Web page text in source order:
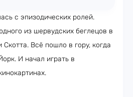
с эпизодических ролей.
из шервудских беглецов в
Всё пошло в гору, когда
И начал играть в